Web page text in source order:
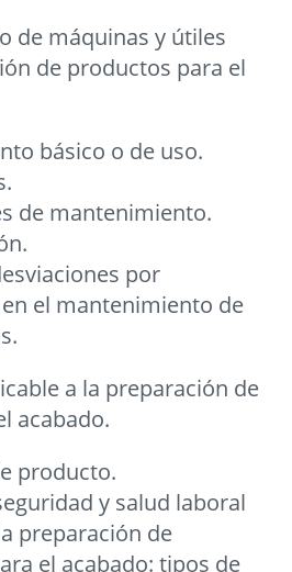
de máquinas y útiles
de productos para el
básico o de uso.
de mantenimiento.
por
el mantenimiento de
a la preparación de
acabado.
producto.
y salud laboral
preparación de
el acabado: tipos de